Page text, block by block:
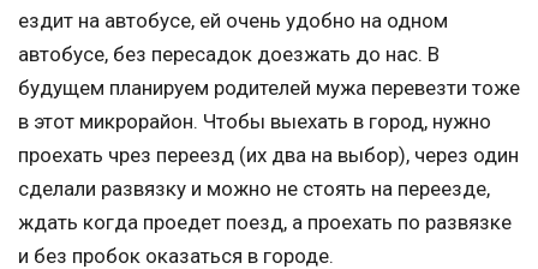
ездит на автобусе, ей очень удобно на одном
автобусе, без пересадок доезжать до нас. В
будущем планируем родителей мужа перевезти тоже
в этот микрорайон. Чтобы выехать в город, нужно
проехать чрез переезд (их два на выбор), через один
сделали развязку и можно не стоять на переезде,
ждать когда проедет поезд, а проехать по развязке
и без пробок оказаться в городе.